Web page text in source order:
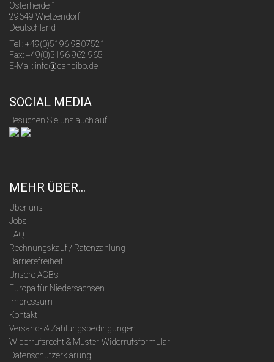
Osterheide 1
29649 Wietzendorf
Deutschland
Tel.: +49(0)5196 9807521
Fax: +49(0)5196 962 965
E-Mail: info@dandibo.de
SOCIAL MEDIA
Besuchen Sie uns auch auf
MEHR ÜBER...
Über uns
Jobs
FAQ
Rechnungskauf / Ratenzahlung
Barrierefreiheit
Unsere AGB's
Europa für Niedersachsen
Impressum
Kontakt
Versand- & Zahlungsbedingungen
Widerrufsrecht & Muster-Widerrufsformular
Datenschutzerklärung